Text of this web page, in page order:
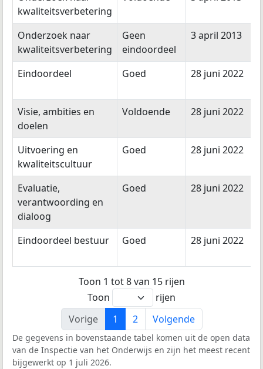
kwaliteitsverbetering
Onderzoek naar
kwaliteitsverbetering
Geen
eindoordeel
3 april 2013
Eindoordeel Goed 28 juni 2022
Visie, ambities en
doelen
Voldoende 28 juni 2022
Uitvoering en
kwaliteitscultuur
Goed 28 juni 2022
Evaluatie,
verantwoording en
dialoog
Goed 28 juni 2022
Eindoordeel bestuur Goed 28 juni 2022
Toon 1 tot 8 van 15 rijen
Toon
rijen
Vorige
1 2 Volgende
De gegevens in bovenstaande tabel komen uit de open data
van de Inspectie van het Onderwijs en zijn het meest recent
bijgewerkt op 1 juli 2026.